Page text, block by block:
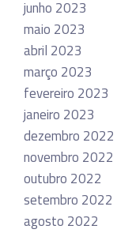
junho 2023
maio 2023
abril 2023
março 2023
fevereiro 2023
janeiro 2023
dezembro 2022
novembro 2022
outubro 2022
setembro 2022
agosto 2022